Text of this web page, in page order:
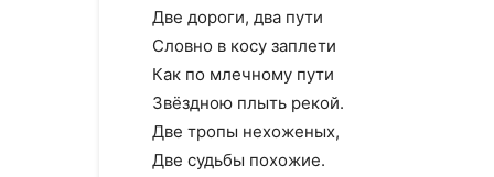
Две дороги, два пути
Словно в косу заплети
Как по млечному пути
Звёздною плыть рекой.
Две тропы нехоженых,
Две судьбы похожие.